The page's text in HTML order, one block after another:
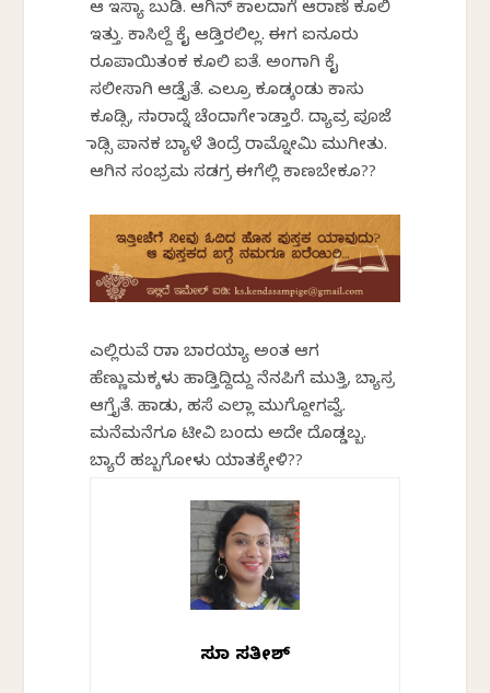
ಆ ಇಸ್ಯಾ ಬುಡಿ. ಆಗಿನ್ ಕಾಲದಾಗೆ ಆರಾಣೆ ಕೂಲಿ
ಇತ್ತು. ಕಾಸಿಲ್ದೆ ಕೈ ಆಡ್ತಿರಲಿಲ್ಲ. ಈಗ ಐನೂರು
ರೂಪಾಯಿತಂಕ ಕೂಲಿ ಐತೆ. ಅಂಗಾಗಿ ಕೈ
ಸಲೀಸಾಗಿ ಆಡ್ತೈತೆ. ಎಲ್ರೂ ಕೂಡ್ಕಂಡು ಕಾಸು
ಕೂಡ್ಸಿ, ಸಮಾರಾದ್ನೆ ಚೆಂದಾಗೇ ಮಾಡ್ತಾರೆ. ದ್ಯಾವ್ರ ಪೂಜೆ
ಮಾಡ್ಸಿ ಪಾನಕ ಬ್ಯಾಳೆ ತಿಂದ್ರೆ ರಾಮ್ನೋಮಿ ಮುಗೀತು.
ಆಗಿನ ಸಂಭ್ರಮ ಸಡಗ್ರ ಈಗೆಲ್ಲಿ ಕಾಣಬೇಕೂ??
ಎಲ್ಲಿರುವೆ ರಾಮಾ ಬಾರಯ್ಯಾ ಅಂತ ಆಗ
ಹೆಣ್ಣುಮಕ್ಕಳು ಹಾಡ್ತಿದ್ದಿದ್ದು ನೆನಪಿಗೆ ಮುತ್ತಿ, ಬ್ಯಾಸ್ರ
ಆಗ್ತೈತೆ. ಹಾಡು, ಹಸೆ ಎಲ್ಲಾ ಮುಗ್ದೋಗವ್ವೆ.
ಮನೆಮನೆಗೂ ಟೀವಿ ಬಂದು ಅದೇ ದೊಡ್ಡಬ್ಬ.
ಬ್ಯಾರೆ ಹಬ್ಬಗೋಳು ಯಾತಕ್ಕೇಳಿ??
ಸುಮಾ ಸತೀಶ್